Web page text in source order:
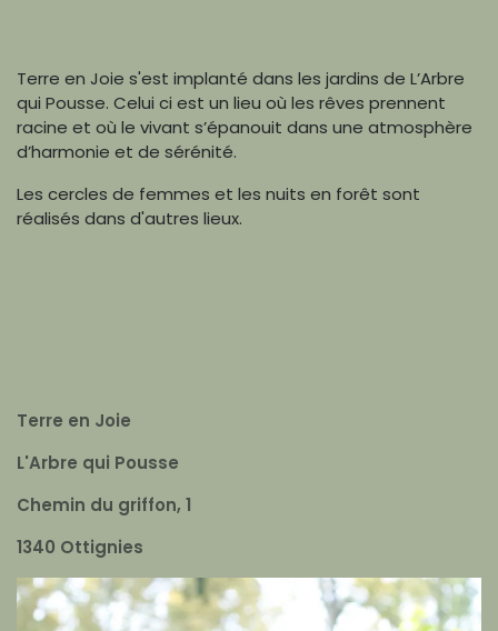
Terre en Joie s'est implanté dans les jardins de L’Arbre
qui Pousse. Celui ci est un lieu où les rêves prennent
racine et où le vivant s’épanouit dans une atmosphère
d’harmonie et de sérénité.
Les cercles de femmes et les nuits en forêt sont
réalisés dans d'autres lieux.
Terre en Joie
L'Arbre qui Pousse
Chemin du griffon, 1
1340 Ottignies